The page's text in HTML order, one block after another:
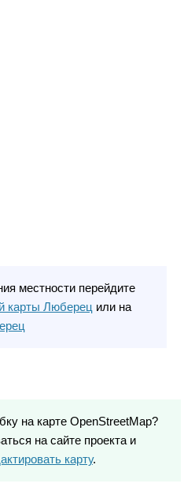
местности перейдите
карты Люберец или на
на карте OpenStreetMap?
на сайте проекта и
карту.